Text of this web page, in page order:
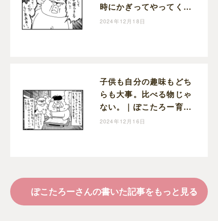
時にかぎってやってくる
宣伝車｜ぽこたろー育児
2024年12月18日
子供も自分の趣味もどち
らも大事。比べる物じゃ
ない。｜ぽこたろー育児
漫画
2024年12月16日
ぽこたろーさんの書いた記事をもっと見る